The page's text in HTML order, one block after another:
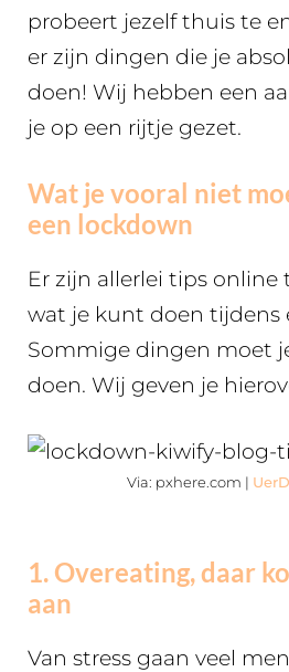
probeert jezelf thuis te
er zijn dingen die je
doen! Wij hebben een
je op een rijtje gezet.
Wat je vooral niet
een lockdown
Er zijn allerlei tips online
wat je kunt doen tijdens
Sommige dingen moet
doen. Wij geven je
Via: pxhere.com |
1. Overeating, daar
aan
Van stress gaan veel